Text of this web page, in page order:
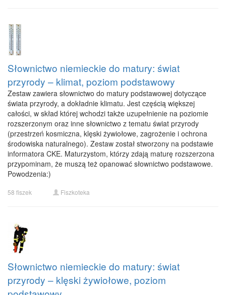
Słownictwo niemieckie do matury: świat
przyrody – klimat, poziom podstawowy
Zestaw zawiera słownictwo do matury podstawowej dotyczące
świata przyrody, a dokładnie klimatu. Jest częścią większej
całości, w skład której wchodzi także uzupełnienie na poziomie
rozszerzonym oraz inne słownictwo z tematu świat przyrody
(przestrzeń kosmiczna, klęski żywiołowe, zagrożenie i ochrona
środowiska naturalnego). Zestaw został stworzony na podstawie
informatora CKE. Maturzystom, którzy zdają maturę rozszerzona
przypominam, że muszą też opanować słownictwo podstawowe.
Powodzenia:)
58 fiszek Fiszkoteka
Słownictwo niemieckie do matury: świat
przyrody – klęski żywiołowe, poziom